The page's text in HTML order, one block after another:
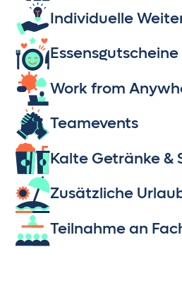
Individuelle
Essensgutscheine
Work from
Teamevents
Kalte Getränke &
Zusätzliche
Teilnahme an